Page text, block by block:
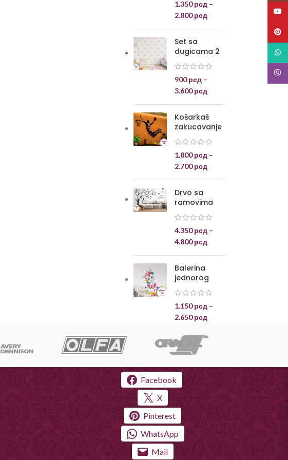
1.350рсд –
2.800рсд
Set sa
dugicama 2
900рсд –
3.600рсд
Košarkaš
zakucavanje
1.800рсд –
2.700рсд
Drvo sa
ramovima
4.350рсд –
4.800рсд
Balerina
jednorog
1.150рсд –
2.650рсд
Facebook
X
Pinterest
WhatsApp
Mail
Viber